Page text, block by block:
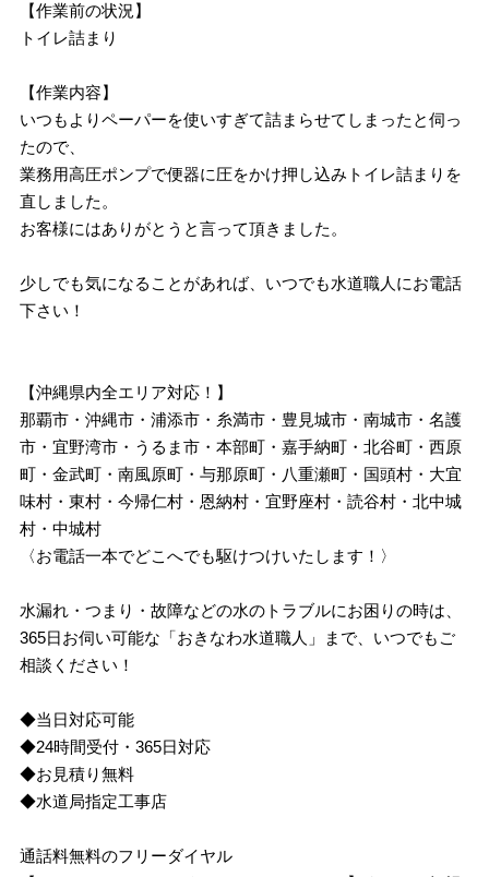
【作業前の状況】
トイレ詰まり
【作業内容】
いつもよりペーパーを使いすぎて詰まらせてしまったと伺っ
たので、
業務用高圧ポンプで便器に圧をかけ押し込みトイレ詰まりを
直しました。
お客様にはありがとうと言って頂きました。
少しでも気になることがあれば、いつでも水道職人にお電話
下さい！
【沖縄県内全エリア対応！】
那覇市・沖縄市・浦添市・糸満市・豊見城市・南城市・名護
市・宜野湾市・うるま市・本部町・嘉手納町・北谷町・西原
町・金武町・南風原町・与那原町・八重瀬町・国頭村・大宜
味村・東村・今帰仁村・恩納村・宜野座村・読谷村・北中城
村・中城村
〈お電話一本でどこへでも駆けつけいたします！〉
水漏れ・つまり・故障などの水のトラブルにお困りの時は、
365日お伺い可能な「おきなわ水道職人」まで、いつでもご
相談ください！
◆当日対応可能
◆24時間受付・365日対応
◆お見積り無料
◆水道局指定工事店
通話料無料のフリーダイヤル